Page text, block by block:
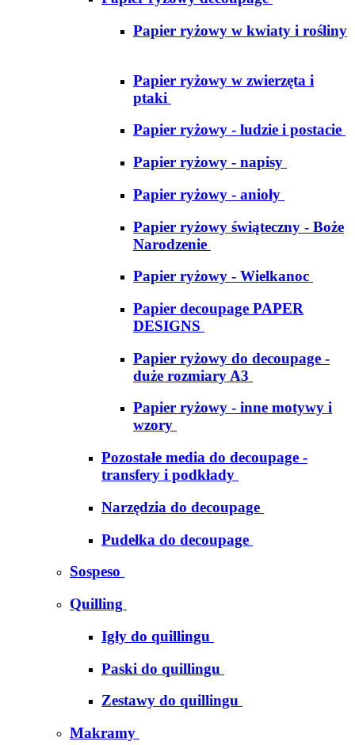
Papier ryżowy w kwiaty i rośliny
Papier ryżowy w zwierzęta i
ptaki
Papier ryżowy - ludzie i postacie
Papier ryżowy - napisy
Papier ryżowy - anioły
Papier ryżowy świąteczny - Boże
Narodzenie
Papier ryżowy - Wielkanoc
Papier decoupage PAPER
DESIGNS
Papier ryżowy do decoupage -
duże rozmiary A3
Papier ryżowy - inne motywy i
wzory
Pozostałe media do decoupage -
transfery i podkłady
Narzędzia do decoupage
Pudełka do decoupage
Sospeso
Quilling
Igły do quillingu
Paski do quillingu
Zestawy do quillingu
Makramy